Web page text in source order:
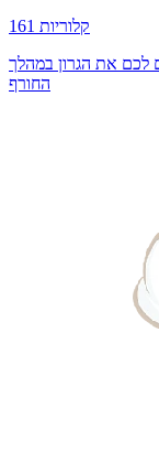
161 קלוריות
לכם את הגרון במהלך
החורף